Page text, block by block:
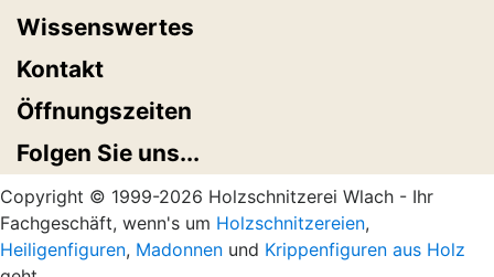
Wissenswertes
Kontakt
Öffnungszeiten
Folgen Sie uns...
Copyright © 1999-2026 Holzschnitzerei Wlach - Ihr
Fachgeschäft, wenn's um Holzschnitzereien,
Heiligenfiguren, Madonnen und Krippenfiguren aus Holz